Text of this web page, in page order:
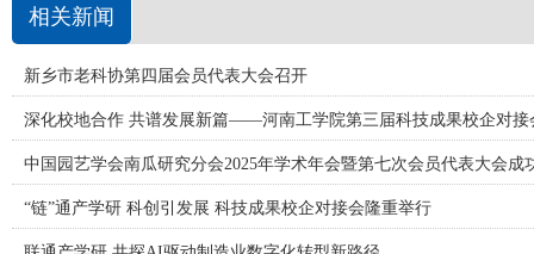
相关新闻
新乡市老科协第四届会员代表大会召开
深化校地合作 共谱发展新篇——河南工学院第三届科技成果校企对接
中国园艺学会南瓜研究分会2025年学术年会暨第七次会员代表大会成
“链”通产学研 科创引发展 科技成果校企对接会隆重举行